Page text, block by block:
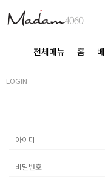
전체메뉴 홈
LOGIN